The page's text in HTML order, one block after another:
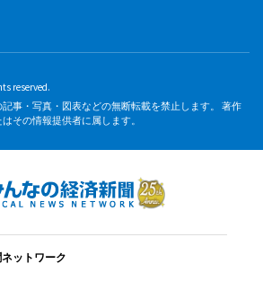
reserved.
事・写真・図表などの無断転載を禁止します。 著作
その情報提供者に属します。
ットワーク